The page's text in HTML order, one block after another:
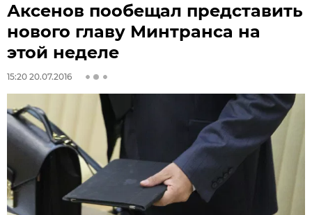
Аксенов пообещал представить
нового главу Минтранса на
этой неделе
15:20 20.07.2016